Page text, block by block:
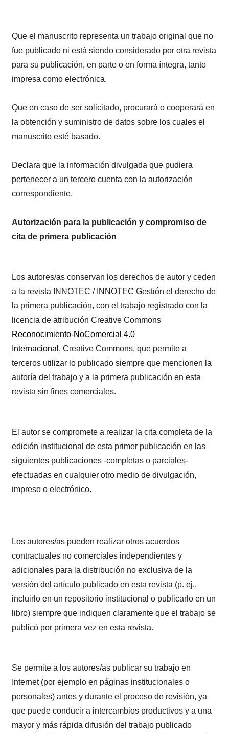
Que el manuscrito representa un trabajo original que no
fue publicado ni está siendo considerado por otra revista
para su publicación, en parte o en forma íntegra, tanto
impresa como electrónica.
Que en caso de ser solicitado, procurará o cooperará en
la obtención y suministro de datos sobre los cuales el
manuscrito esté basado.
Declara que la información divulgada que pudiera
pertenecer a un tercero cuenta con la autorización
correspondiente.
Autorización para la publicación y compromiso de
cita de primera publicación
Los autores/as conservan los derechos de autor y ceden
a la revista INNOTEC / INNOTEC Gestión el derecho de
la primera publicación, con el trabajo registrado con la
licencia de atribución Creative Commons
Reconocimiento-NoComercial 4.0
Internacional . Creative Commons, que permite a
terceros utilizar lo publicado siempre que mencionen la
autoría del trabajo y a la primera publicación en esta
revista sin fines comerciales.
El autor se compromete a realizar la cita completa de la
edición institucional de esta primer publicación en las
siguientes publicaciones -completas o parciales-
efectuadas en cualquier otro medio de divulgación,
impreso o electrónico.
Los autores/as pueden realizar otros acuerdos
contractuales no comerciales independientes y
adicionales para la distribución no exclusiva de la
versión del artículo publicado en esta revista (p. ej.,
incluirlo en un repositorio institucional o publicarlo en un
libro) siempre que indiquen claramente que el trabajo se
publicó por primera vez en esta revista.
Se permite a los autores/as publicar su trabajo en
Internet (por ejemplo en páginas institucionales o
personales) antes y durante el proceso de revisión, ya
que puede conducir a intercambios productivos y a una
mayor y más rápida difusión del trabajo publicado